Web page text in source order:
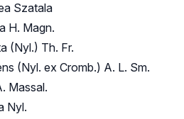
Szatala
H. Magn.
(Nyl.) Th. Fr.
(Nyl. ex Cromb.) A. L. Sm.
Massal.
Nyl.